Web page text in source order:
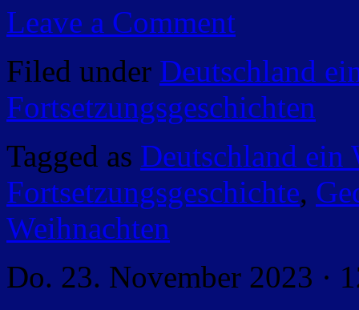
Leave a Comment
Filed under Deutschland
Fortsetzungsgeschichten
Tagged as Deutschland ein
Fortsetzungsgeschichte,
Weihnachten
Do. 23. November 2023 ·